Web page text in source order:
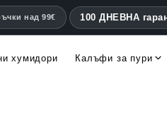
над 99€ 100 ДНЕВНА
хумидори Калъфи за пури